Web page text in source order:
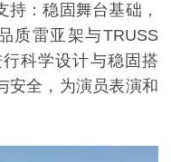
持：稳固舞台基础，
质雷亚架与TRUSS
科学设计与稳固搭
安全，为演员表演和